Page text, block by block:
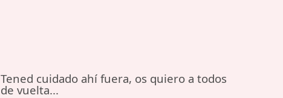
Tened cuidado ahí fuera, os quiero a todos
de vuelta...